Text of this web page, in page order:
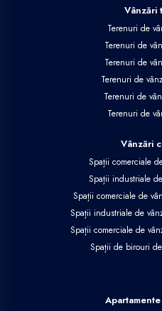
Vânzări
Terenuri de
Terenuri de
Terenuri de
Terenuri de
Terenuri de
Terenuri de
Vânzări
Spații comerciale
Spații industriale
Spații comerciale de
Spații industriale de
Spații comerciale de
Spații de birouri